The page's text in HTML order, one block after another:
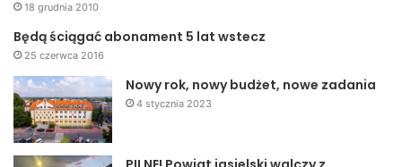
18 grudnia 2010
Będą ściągać abonament 5 lat wstecz
25 czerwca 2016
Nowy rok, nowy budżet, nowe zadania
4 stycznia 2023